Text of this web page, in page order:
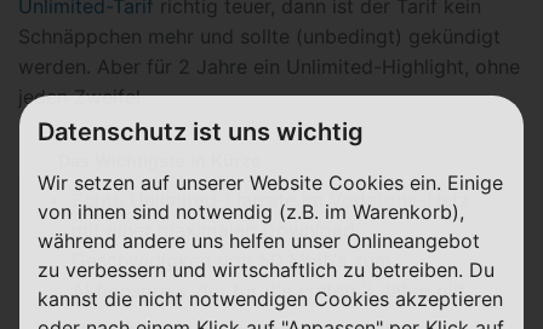
Unlimited-Tarif richtig teuer, dann ist der Tarif kein
Schnäppchen mehr und sollte (unbedingt) gekündigt
werden. Aber für 2 Jahre ein Unlimited-Highlight, ohne
jeden Zweifel.
Echte Unlimited-Flatrate im Vodafone-Netz
mit einer maximalen Download-
Geschwidigkeit von 50 Mbit/s zum
Aktionspreis, der für die ersten 2 Jahre gilt
Datenschutz ist uns wichtig
Wir setzen auf unserer Website Cookies ein. Einige
von ihnen sind notwendig (z.B. im Warenkorb),
während andere uns helfen unser Onlineangebot
zu verbessern und wirtschaftlich zu betreiben. Du
kannst die nicht notwendigen Cookies akzeptieren